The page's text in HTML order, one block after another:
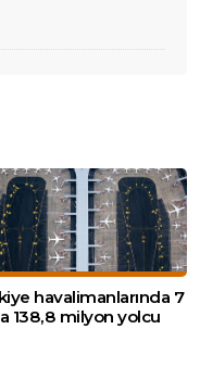
havalimanlarında 7
138,8 milyon yolcu